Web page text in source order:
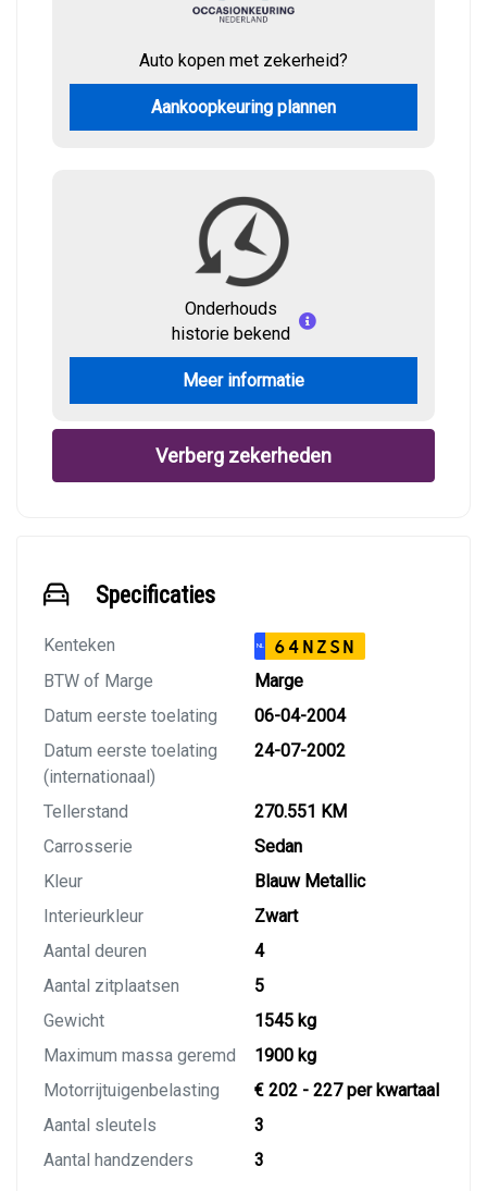
Auto kopen met zekerheid?
Aankoopkeuring plannen
Onderhouds
historie bekend
Meer informatie
Verberg zekerheden
Specificaties
Kenteken NL 64NZSN
BTW of Marge
Marge
Datum eerste toelating
06-04-2004
Datum eerste toelating
(internationaal)
24-07-2002
Tellerstand
270.551 KM
Carrosserie
Sedan
Kleur
Blauw Metallic
Interieurkleur
Zwart
Aantal deuren
4
Aantal zitplaatsen
5
Gewicht
1545 kg
Maximum massa geremd
1900 kg
Motorrijtuigenbelasting
€ 202 - 227 per kwartaal
Aantal sleutels
3
Aantal handzenders
3